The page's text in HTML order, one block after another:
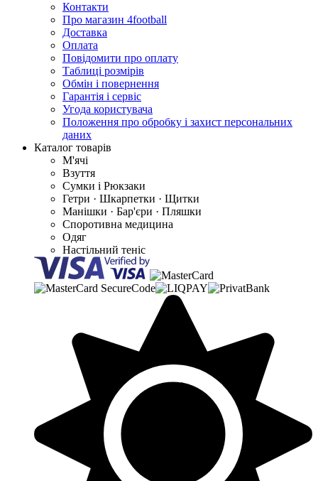
Контакти
Про магазин 4football
Доставка
Оплата
Повідомити про оплату
Таблиці розмірів
Обмін і повернення
Гарантія і сервіс
Угода користувача
Положення про обробку і захист персональних
даних
Каталог товарів
М'ячі
Взуття
Сумки і Рюкзаки
Гетри · Шкарпетки · Щитки
Манішки · Бар'єри · Пляшки
Споротивна медицина
Одяг
Настільний теніс